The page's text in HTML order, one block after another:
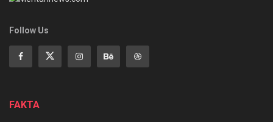
Follow Us
FAKTA